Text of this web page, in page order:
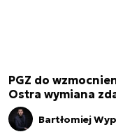
PGZ do
Ostra wymiana
Bartłomiej